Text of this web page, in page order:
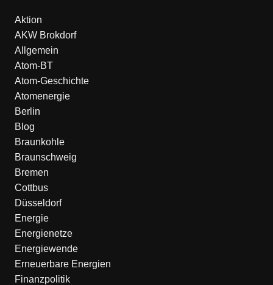
Aktion
AKW Brokdorf
Allgemein
Atom-BT
Atom-Geschichte
Atomenergie
Berlin
Blog
Braunkohle
Braunschweig
Bremen
Cottbus
Düsseldorf
Energie
Energienetze
Energiewende
Erneuerbare Energien
Finanzpolitik